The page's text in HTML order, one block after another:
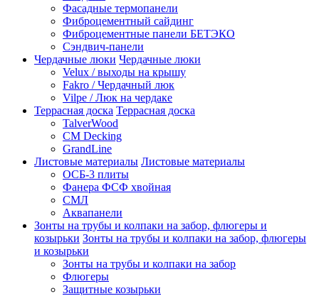
Фасадные термопанели
Фиброцементный сайдинг
Фиброцементные панели БЕТЭКО
Сэндвич-панели
Чердачные люки Чердачные люки
Velux / выходы на крышу
Fakro / Чердачный люк
Vilpe / Люк на чердаке
Террасная доска Террасная доска
TalverWood
CM Decking
GrandLine
Листовые материалы Листовые материалы
ОСБ-3 плиты
Фанера ФСФ хвойная
СМЛ
Аквапанели
Зонты на трубы и колпаки на забор, флюгеры и
козырьки Зонты на трубы и колпаки на забор, флюгеры
и козырьки
Зонты на трубы и колпаки на забор
Флюгеры
Защитные козырьки